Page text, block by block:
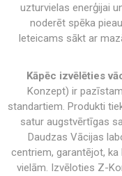
uzturvielas enerģijai
noderēt spēka
Ieteicams sākt ar
Kāpēc izvēlēties
Konzept) ir
standartiem. Produkti
satur augstvērtīgas
Daudzas Vācijas
centriem, garantējot,
vielām. Izvēloties Z-